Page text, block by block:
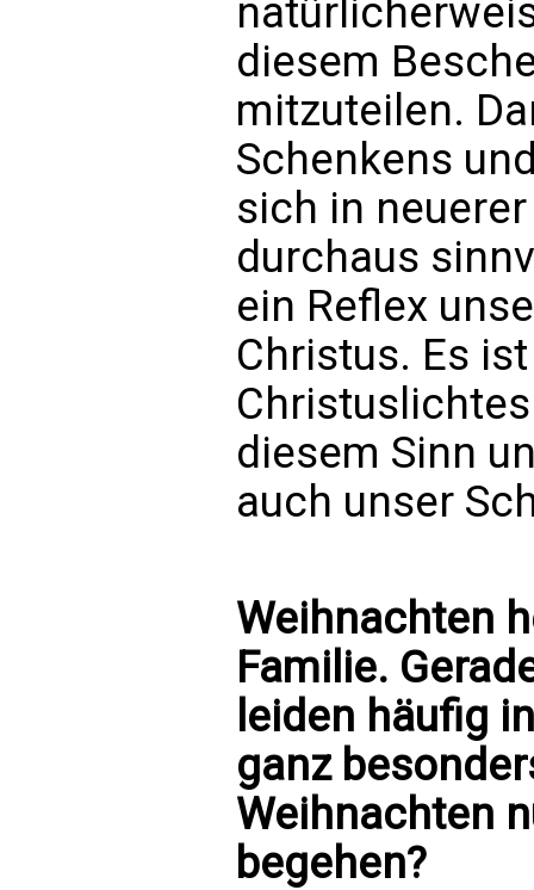
diesem
mitzuteilen.
Schenkens
sich in
durchaus
ein Reflex
Christus. Es
diesem Sinn
auch unser
Weihnachten
Familie.
leiden häufig
ganz
Weihnachten
begehen?